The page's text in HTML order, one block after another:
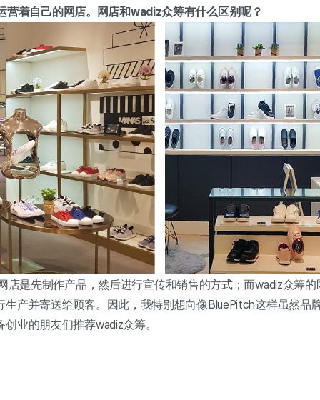
着自己的网店。网店和wadiz众筹有什么区别呢？
店是先制作产品，然后进行宣传和销售的方式；而wadiz众筹
生产并寄送给顾客。因此，我特别想向像BluePitch这样虽然品
业的朋友们推荐wadiz众筹。